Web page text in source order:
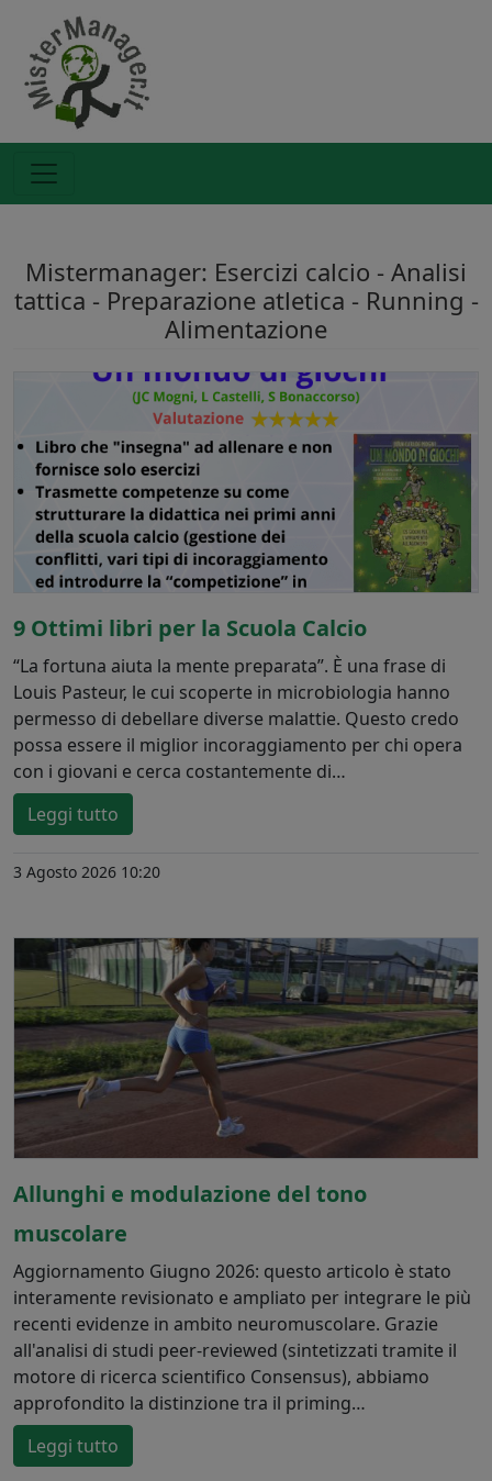
Mistermanager: Esercizi calcio - Analisi
tattica - Preparazione atletica - Running -
Alimentazione
9 Ottimi libri per la Scuola Calcio
“La fortuna aiuta la mente preparata”. È una frase di
Louis Pasteur, le cui scoperte in microbiologia hanno
permesso di debellare diverse malattie. Questo credo
possa essere il miglior incoraggiamento per chi opera
con i giovani e cerca costantemente di…
Leggi tutto
3 Agosto 2026 10:20
Allunghi e modulazione del tono
muscolare
Aggiornamento Giugno 2026: questo articolo è stato
interamente revisionato e ampliato per integrare le più
recenti evidenze in ambito neuromuscolare. Grazie
all'analisi di studi peer-reviewed (sintetizzati tramite il
motore di ricerca scientifico Consensus), abbiamo
approfondito la distinzione tra il priming…
Leggi tutto